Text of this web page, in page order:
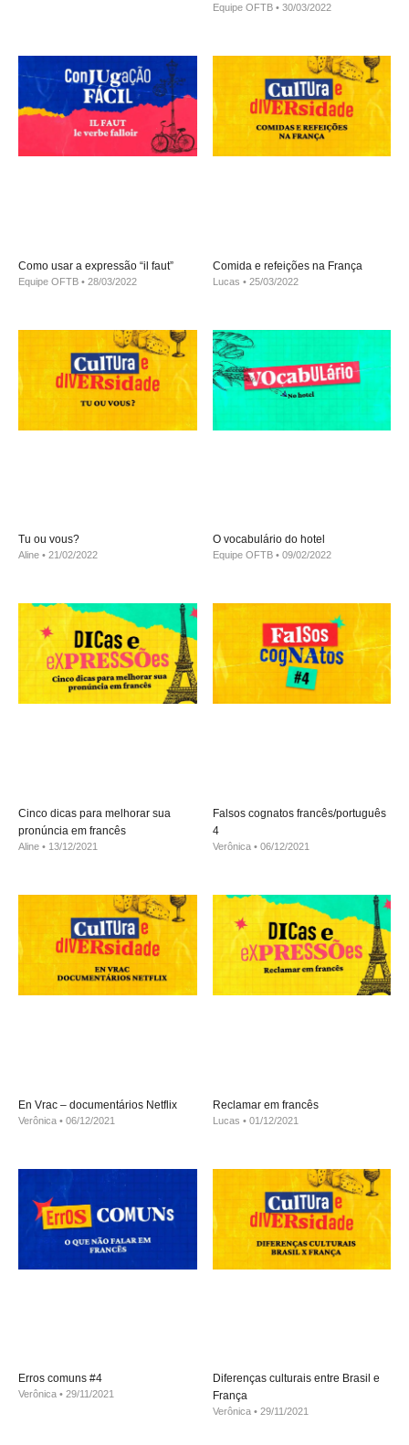
Equipe OFTB 30/03/2022
Como usar a expressão “il faut”
Equipe OFTB 28/03/2022
Comida e refeições na França
Lucas 25/03/2022
Tu ou vous?
Aline 21/02/2022
O vocabulário do hotel
Equipe OFTB 09/02/2022
Cinco dicas para melhorar sua
pronúncia em francês
Aline 13/12/2021
Falsos cognatos francês/português
4
Verônica 06/12/2021
En Vrac – documentários Netflix
Verônica 06/12/2021
Reclamar em francês
Lucas 01/12/2021
Erros comuns #4
Verônica 29/11/2021
Diferenças culturais entre Brasil e
França
Verônica 29/11/2021